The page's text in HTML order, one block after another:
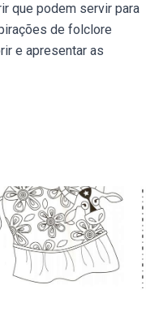
que podem servir para
de folclore
e apresentar as